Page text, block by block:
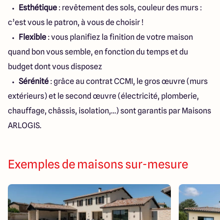
Esthétique : revêtement des sols, couleur des murs :
c’est vous le patron, à vous de choisir !
Flexible : vous planifiez la finition de votre maison
quand bon vous semble, en fonction du temps et du
budget dont vous disposez
Sérénité : grâce au contrat CCMI, le gros œuvre (murs
extérieurs) et le second œuvre (électricité, plomberie,
chauffage, châssis, isolation,…) sont garantis par Maisons
ARLOGIS.
Exemples de maisons sur-mesure